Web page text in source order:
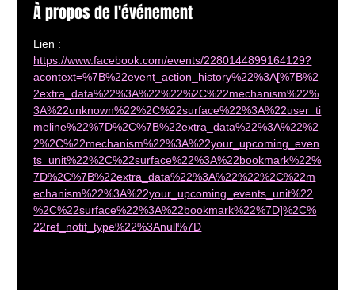
À propos de l'événement
Lien :
https://www.facebook.com/events/2280144899164129?
acontext=%7B%22event_action_history%22%3A[%7B%2
2extra_data%22%3A%22%22%2C%22mechanism%22%
3A%22unknown%22%2C%22surface%22%3A%22user_ti
meline%22%7D%2C%7B%22extra_data%22%3A%22%2
2%2C%22mechanism%22%3A%22your_upcoming_even
ts_unit%22%2C%22surface%22%3A%22bookmark%22%
7D%2C%7B%22extra_data%22%3A%22%22%2C%22m
echanism%22%3A%22your_upcoming_events_unit%22
%2C%22surface%22%3A%22bookmark%22%7D]%2C%
22ref_notif_type%22%3Anull%7D